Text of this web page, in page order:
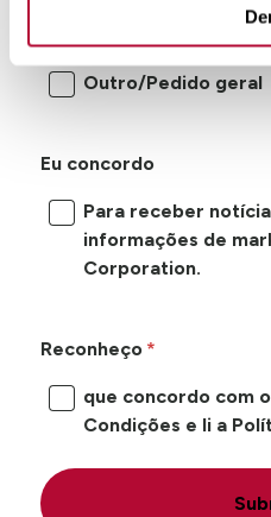
Gerenciamento
Outro/Pedido geral
Eu concordo
Para receber
informações de
Corporation.
Reconheço
que concordo com
Condições e li a